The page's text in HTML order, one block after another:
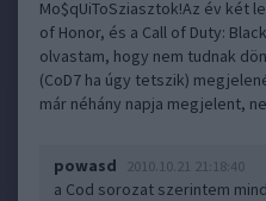
Mo$qUiToSziasztok!Az év két
of Honor, és a Call of Duty:
olvastam, hogy nem tudnak
(CoD7 ha úgy tetszik)
már néhány napja megjelent,
powasd 2010.10.21 21:18:40
a Cod sorozat szerintem